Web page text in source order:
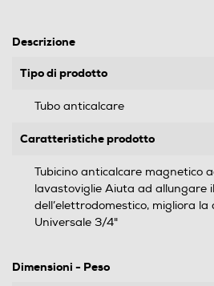
Descrizione
Tipo di prodotto
Tubo anticalcare
Caratteristiche prodotto
Tubicino anticalcare magnetico
lavastoviglie Aiuta ad allungare
dell’elettrodomestico, migliora
Universale 3/4"
Dimensioni - Peso